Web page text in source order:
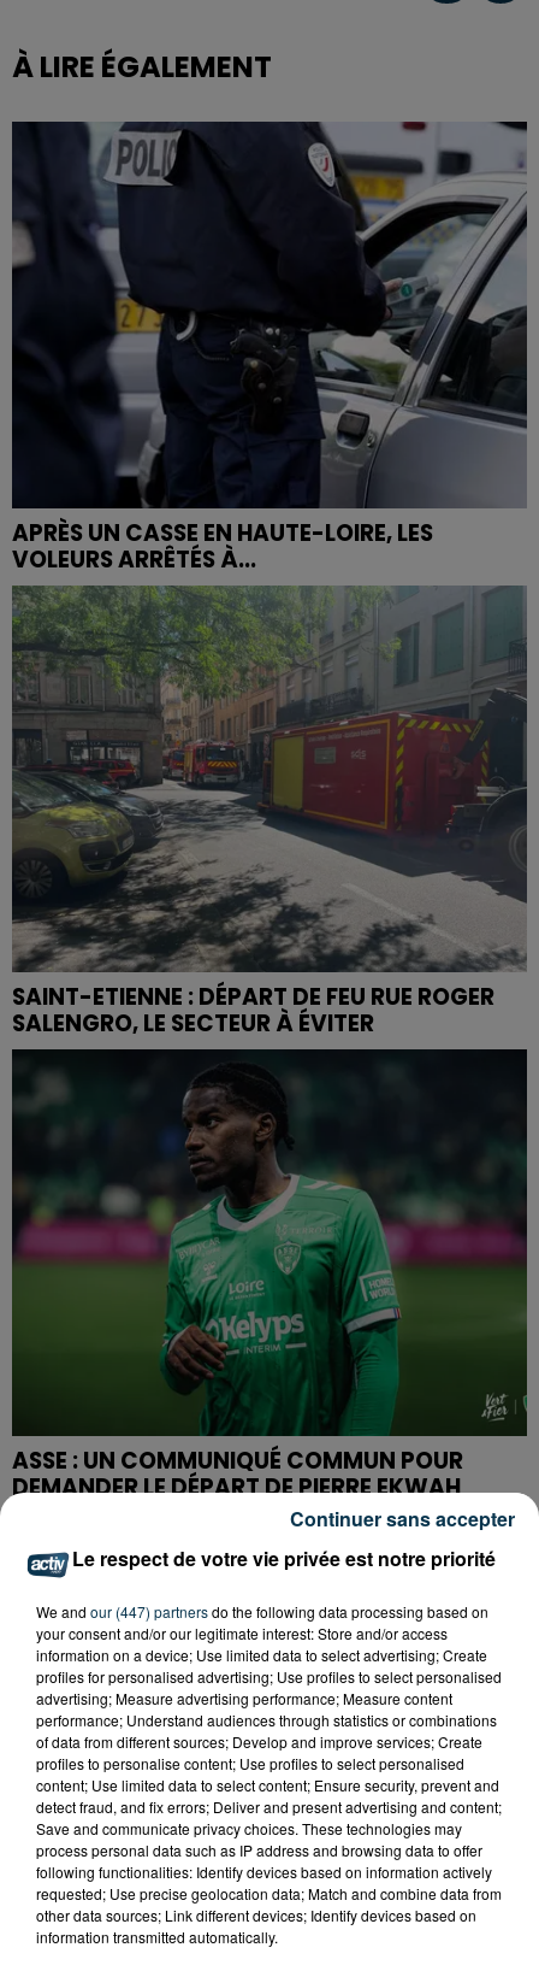
À LIRE ÉGALEMENT
APRÈS UN CASSE EN HAUTE-LOIRE, LES
VOLEURS ARRÊTÉS À...
SAINT-ETIENNE : DÉPART DE FEU RUE ROGER
SALENGRO, LE SECTEUR À ÉVITER
ASSE : UN COMMUNIQUÉ COMMUN POUR
DEMANDER LE DÉPART DE PIERRE EKWAH
CYANOBACTÉRIES : LE PRÉFÊT PREND UN
ARRÊTÉ POUR LES ACTIVITÉS DE...
Le respect de votre vie privée est notre priorité
We and our (447) partnersdo the following data processing based on
your consent and/or our legitimate interest: Store and/or access
information on a device; Use limited data to select advertising; Create
profiles for personalised advertising; Use profiles to select personalised
advertising; Measure advertising performance; Measure content
performance; Understand audiences through statistics or combinations
of data from different sources; Develop and improve services; Create
profiles to personalise content; Use profiles to select personalised
content; Use limited data to select content; Ensure security, prevent and
detect fraud, and fix errors; Deliver and present advertising and content;
Save and communicate privacy choices. These technologies may
process personal data such as IP address and browsing data to offer
following functionalities: Identify devices based on information actively
requested; Use precise geolocation data; Match and combine data from
other data sources; Link different devices; Identify devices based on
information transmitted automatically.
Continuer sans accepter